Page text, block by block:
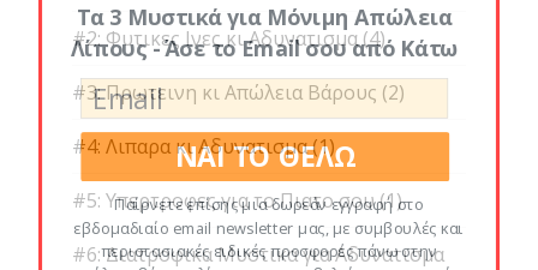
#2: Φυτικες Ινες κι Αδυνατισμα(4)
#3: Πρωτεινη κι Απώλεια Βάρους (2)
#4: Λιπαρα κι Αδυνατισμα(1)
#5: Υπερτροφες για το Πιατο σου(1)
#6: Διατροφικα Μυστικα για Αδυνατισμα
Τα 3 Μυστικά για Μόνιμη Απώλεια
Λίπους - Άσε το Email σου από Κάτω
ΝΑΙ ΤΟ ΘΕΛΩ
Παίρνετε επίσης μια δωρεάν εγγραφή στο
εβδομαδιαίο email newsletter μας, με συμβουλές και
περιστασιακές ειδικές προσφορές πάνω στην